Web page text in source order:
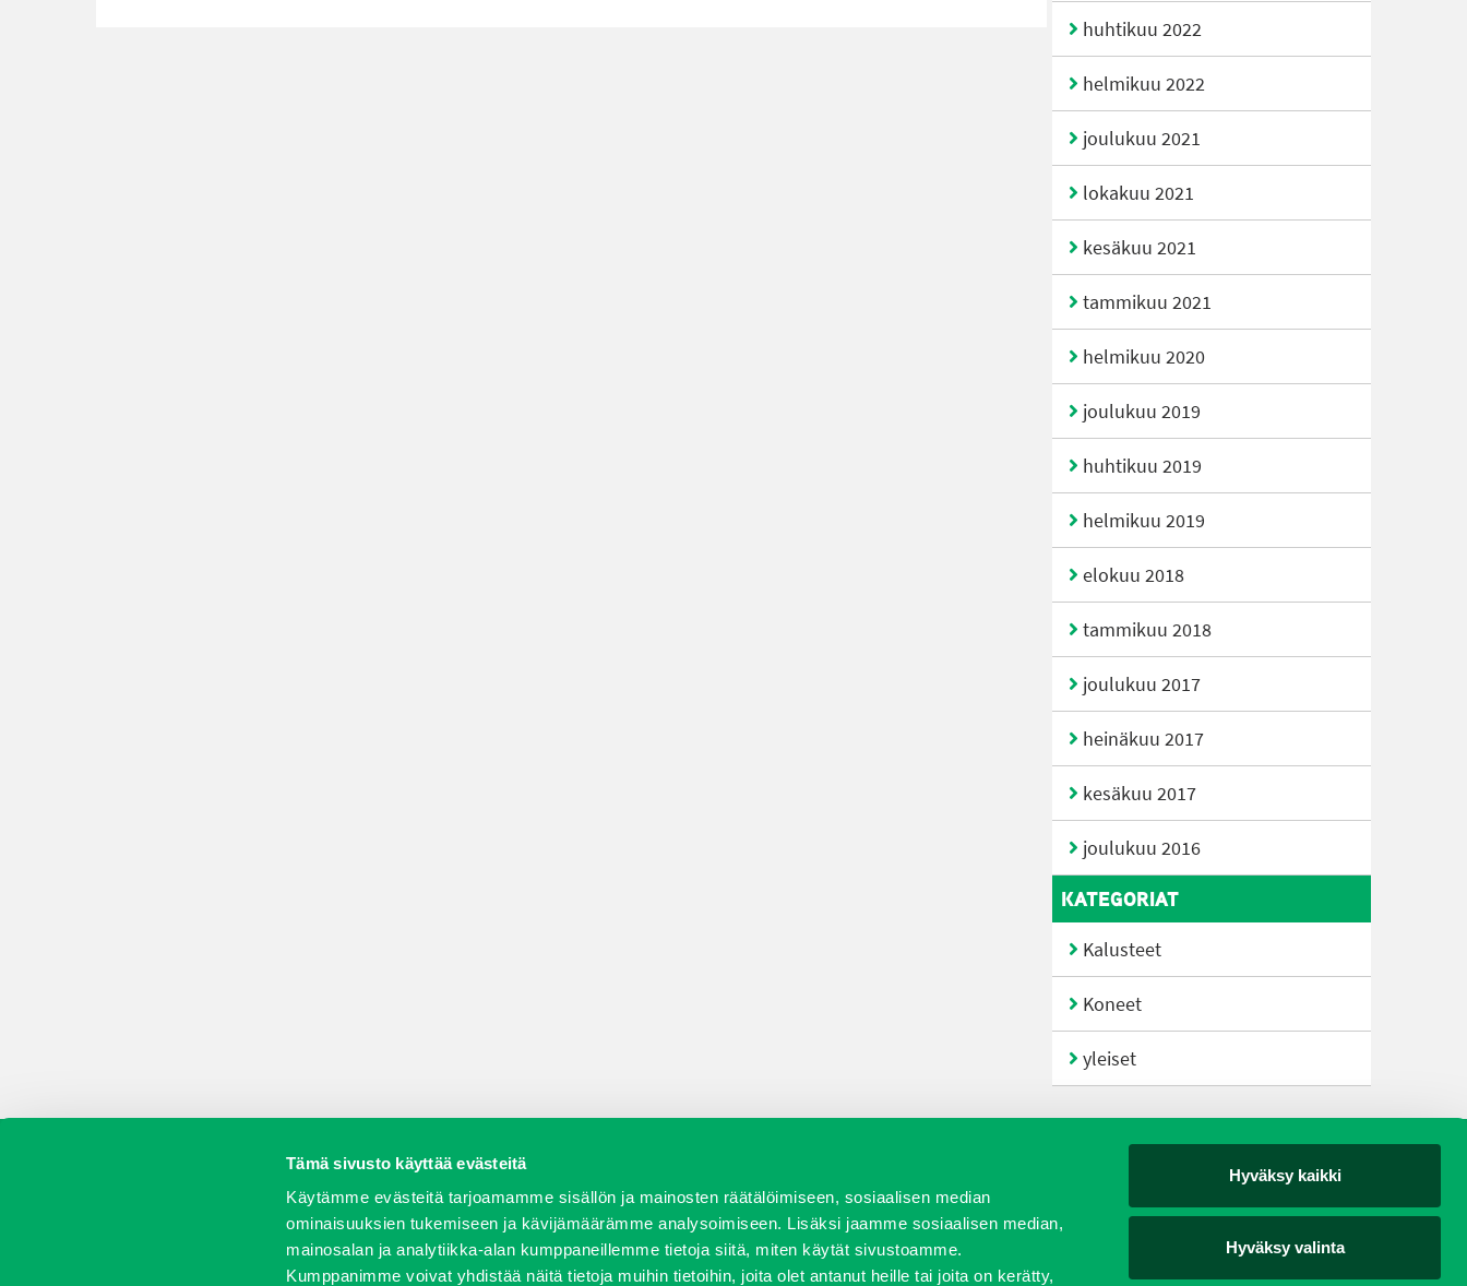
Tämä sivusto käyttää evästeitä
Käytämme evästeitä tarjoamamme sisällön ja mainosten räätälöimiseen, sosiaalisen median
ominaisuuksien tukemiseen ja kävijämäärämme analysoimiseen. Lisäksi jaamme sosiaalisen median,
mainosalan ja analytiikka-alan kumppaneillemme tietoja siitä, miten käytät sivustoamme.
Kumppanimme voivat yhdistää näitä tietoja muihin tietoihin, joita olet antanut heille tai joita on kerätty,
Hyväksy kaikki
Hyväksy valinta
huhtikuu 2022
helmikuu 2022
joulukuu 2021
lokakuu 2021
kesäkuu 2021
tammikuu 2021
helmikuu 2020
joulukuu 2019
huhtikuu 2019
helmikuu 2019
elokuu 2018
tammikuu 2018
joulukuu 2017
heinäkuu 2017
kesäkuu 2017
joulukuu 2016
KATEGORIAT
Kalusteet
Koneet
yleiset
Vaihtokoneet Kalusteet Huolto ja varaosat Verkkokauppa JT Vuokrakone Jälleenmyyjät